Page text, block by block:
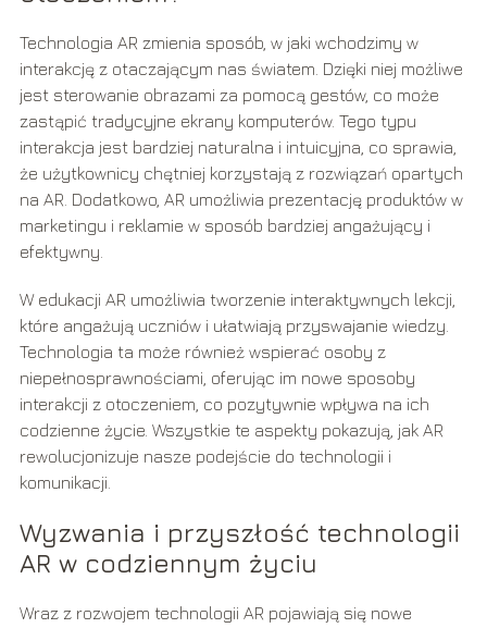
Technologia AR zmienia sposób, w jaki wchodzimy w
interakcję z otaczającym nas światem. Dzięki niej możliwe
jest sterowanie obrazami za pomocą gestów, co może
zastąpić tradycyjne ekrany komputerów. Tego typu
interakcja jest bardziej naturalna i intuicyjna, co sprawia,
że użytkownicy chętniej korzystają z rozwiązań opartych
na AR. Dodatkowo, AR umożliwia prezentację produktów w
marketingu i reklamie w sposób bardziej angażujący i
efektywny.
W edukacji AR umożliwia tworzenie interaktywnych lekcji,
które angażują uczniów i ułatwiają przyswajanie wiedzy.
Technologia ta może również wspierać osoby z
niepełnosprawnościami, oferując im nowe sposoby
interakcji z otoczeniem, co pozytywnie wpływa na ich
codzienne życie. Wszystkie te aspekty pokazują, jak AR
rewolucjonizuje nasze podejście do technologii i
komunikacji.
Wyzwania i przyszłość technologii
AR w codziennym życiu
Wraz z rozwojem technologii AR pojawiają się nowe